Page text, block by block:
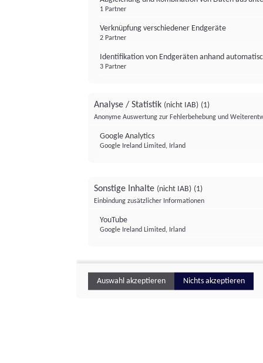
1 Partner
Verknüpfung verschiedener Endgeräte
2 Partner
Identifikation von Endgeräten anhand
3 Partner
Analyse / Statistik (nicht IAB) (1)
Anonyme Auswertung zur Fehlerbehebung und
Google Analytics
Google Ireland Limited, Irland
Sonstige Inhalte (nicht IAB) (1)
Einbindung zusätzlicher Informationen
YouTube
Google Ireland Limited, Irland
Auswahl akzeptieren Nichts akzeptieren